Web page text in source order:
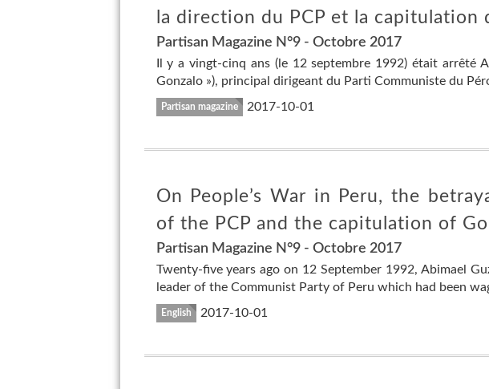
la direction du PCP et la capitulation
Partisan Magazine N°9 - Octobre 2017
Il y a vingt-cinq ans (le 12 septembre 1992) était arrêté
Gonzalo »), principal dirigeant du Parti Communiste du
Partisan magazine 2017-10-01
On People’s War in Peru, the
of the PCP and the capitulation of
Partisan Magazine N°9 - Octobre 2017
Twenty-five years ago on 12 September 1992, Abimael
leader of the Communist Party of Peru which had been
English 2017-10-01